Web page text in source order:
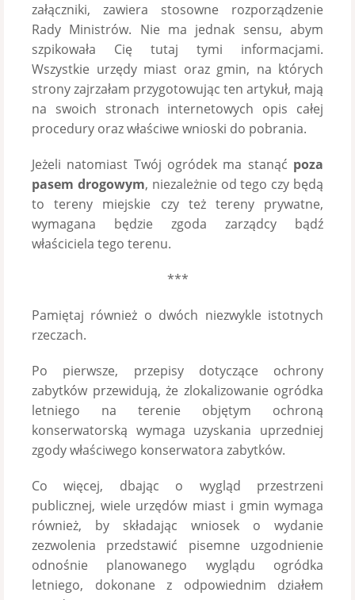
załączniki, zawiera stosowne rozporządzenie
Rady Ministrów. Nie ma jednak sensu, abym
szpikowała Cię tutaj tymi informacjami.
Wszystkie urzędy miast oraz gmin, na których
strony zajrzałam przygotowując ten artykuł, mają
na swoich stronach internetowych opis całej
procedury oraz właściwe wnioski do pobrania.
Jeżeli natomiast Twój ogródek ma stanąć poza
pasem drogowym, niezależnie od tego czy będą
to tereny miejskie czy też tereny prywatne,
wymagana będzie zgoda zarządcy bądź
właściciela tego terenu.
***
Pamiętaj również o dwóch niezwykle istotnych
rzeczach.
Po pierwsze, przepisy dotyczące ochrony
zabytków przewidują, że zlokalizowanie ogródka
letniego na terenie objętym ochroną
konserwatorską wymaga uzyskania uprzedniej
zgody właściwego konserwatora zabytków.
Co więcej, dbając o wygląd przestrzeni
publicznej, wiele urzędów miast i gmin wymaga
również, by składając wniosek o wydanie
zezwolenia przedstawić pisemne uzgodnienie
odnośnie planowanego wyglądu ogródka
letniego, dokonane z odpowiednim działem